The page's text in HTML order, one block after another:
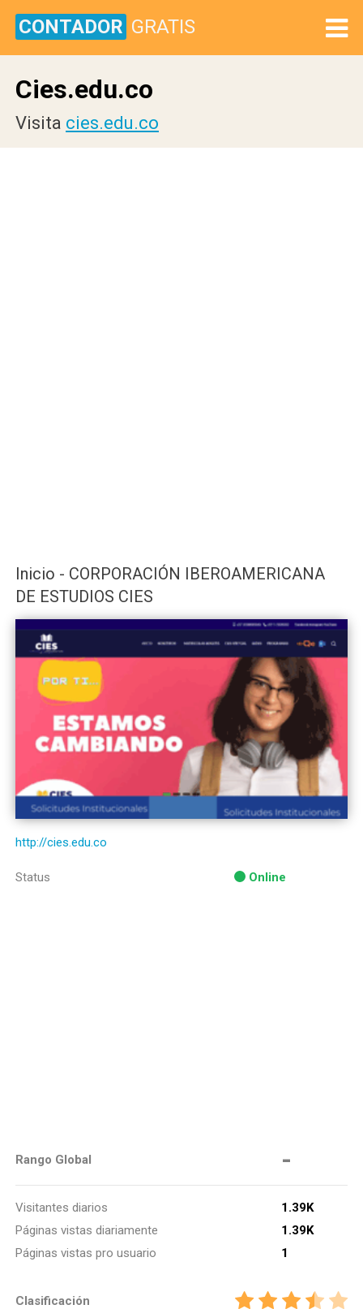
CONTADOR GRATIS
Cies.edu.co
Visita cies.edu.co
Inicio - CORPORACIÓN IBEROAMERICANA
DE ESTUDIOS CIES
http://cies.edu.co
Status Online
Rango Global -
Visitantes diarios
1.39K
Páginas vistas diariamente
1.39K
Páginas vistas pro usuario
1
Clasificación